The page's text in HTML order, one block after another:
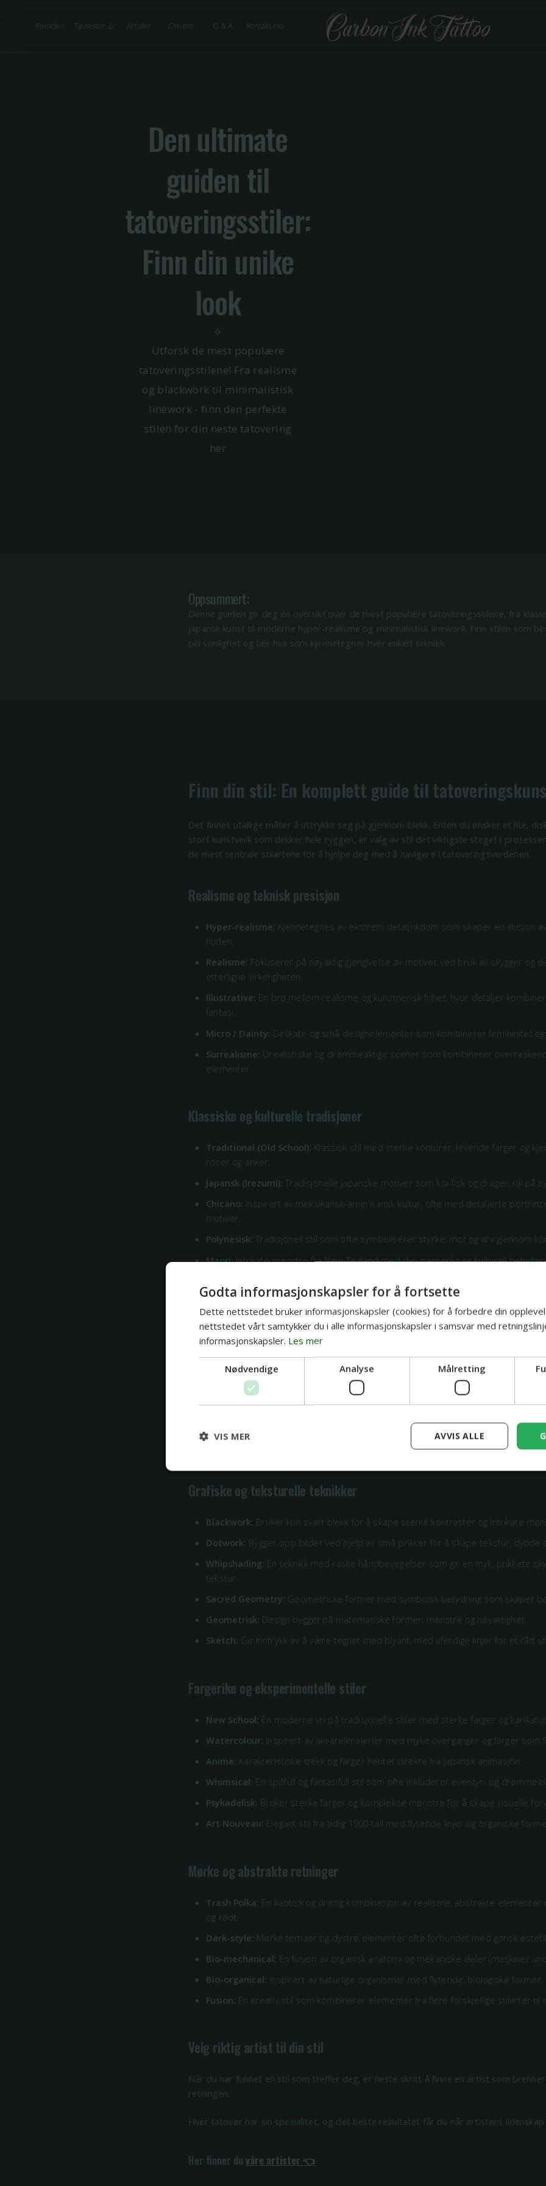
Forsiden Tjenester Artister Om oss Q & A Kontakt oss
Den ultimate
guiden til
tatoveringsstiler:
Finn din unike
look
✧
Utforsk de mest populære
tatoveringsstilene! Fra realisme
og blackwork til minimalistisk
linework - finn den perfekte
stilen for din neste tatovering
her
Oppsummert:
Denne guiden gir deg en oversikt over de mest populære tatoveringsstilene, fra
japansk kunst til moderne hyper-realisme og minimalistisk linework. Finn stilen som
personlighet og lær hva som kjennetegner hver enkelt teknikk.
Finn din stil: En komplett guide til
Det finnes utallige måter å uttrykke seg på gjennom blekk. Enten du ønsker et lite,
stort kunstverk som dekker hele ryggen, er valg av stil det viktigste steget i
de mest sentrale stilartene for å hjelpe deg med å navigere i tatoveringsverdenen.
Realisme og teknisk presisjon
Hyper-realisme: Kjennetegnes av ekstrem detaljrikdom som skaper en illusjon
huden.
Realisme: Fokuserer på nøyaktig gjengivelse av motiver ved bruk av skygger og
etterligne virkeligheten.
Illustrative: En bro mellom realisme og kunstnerisk frihet, hvor detaljer
fantasi.
Micro / Dainty: Delikate og små designelementer som kombinerer femininitet
Surrealisme: Urealistiske og drømmeaktige scener som kombinerer
elementer.
Klassiske og kulturelle tradisjoner
Traditional (Old School): Klassisk stil med sterke konturer, levende farger og
roser og anker.
Japansk (Irezumi): Tradisjonelle japanske motiver som koi-fisk og drager, rik på
Chicano: Inspirert av meksikansk-amerikansk kultur, ofte med detaljerte
motiver.
Polynesisk: Tradisjonell stil som ofte symboliserer styrke, mot og arv gjennom
Maori:Intrikate mønstre fra New Zealand med dyp personlig og kulturell
Basert på tradisjonelle stammemønstre med fokus på geometriske
Minimalisme og moderne linjekunst
Minimalisme:
Enkelhet og rene linjer med få, men betydningsfulle elementer.
Fokuserer på klare, skarpe linjer og minimalistisk design med sterke
Hele motivet er tegnet med én kontinuerlig linje, noe som gir en unik
Fineline / Dainty:
Tynne, elegante linjer for et diskré og sofistikert uttrykk.
Grafiske og teksturelle teknikker
Blackwork: Bruker kun svart blekk for å skape sterke kontraster og intrikate
Dotwork: Bygger opp bilder ved hjelp av små prikker for å skape tekstur, dybde
Whipshading: En teknikk med raske håndbevegelser som gir en myk, prikkete
tekstur.
Sacred Geometry: Geometriske former med symbolsk betydning som skaper
Geometrisk: Design bygget på matematiske former, mønstre og nøyaktighet.
Sketch: Gir inntrykk av å være tegnet med blyant, med uferdige linjer for et rått
Fargerike og eksperimentelle stiler
New School: En moderne vri på tradisjonelle stiler med sterke farger og
Watercolour: Inspirert av akvarellmalerier med myke overganger og farger som
Anime: Karakteristiske trekk og farger hentet direkte fra japansk animasjon.
Whimsical: En spillfull og fantasifull stil som ofte inkluderer eventyr- og
Psykadelisk: Bruker sterke farger og komplekse mønstre for å skape visuelle
Art Nouveau: Elegant stil fra tidlig 1900-tall med flytende linjer og organiske
Mørke og abstrakte retninger
Trash Polka: En kaotisk og dristig kombinasjon av realisme, abstrakte elementer
og rødt.
Dark-style: Mørke temaer og dystre elementer ofte forbundet med gotisk
Bio-mechanical: En fusjon av organisk anatomi og mekaniske deler (maskiner
Bio-organical: Inspirert av naturlige organismer med flytende, biologiske former.
Fusion: En kreativ stil som kombinerer elementer fra flere forskjellige stilarter til
Velg riktig artist til din stil
Når du har funnet en stil som treffer deg, er neste skritt å finne en artist som
retningen.
Hver tatovør har sin spesialitet, og det beste resultatet får du når artistens
Her finner duvåre artister 👈
Godta informasjonskapsler for å fortsette
Dette nettstedet bruker informasjonskapsler (cookies) for å forbedre din
nettstedet vårt samtykker du i alle informasjonskapsler i samsvar med
informasjonskapsler. Les mer
Nødvendige Analyse Målretting
AVVIS ALLE
VIS MER